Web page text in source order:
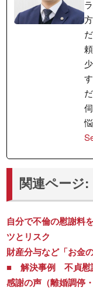
関連ページ:
自分で不倫の慰謝料
ツとリスク
財産分与など「お金
■ 解決事例 不貞慰
感謝の声（離婚調停